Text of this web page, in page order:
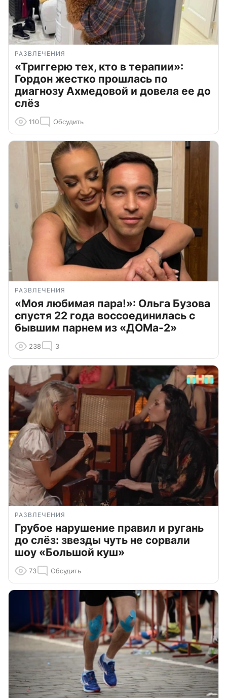
РАЗВЛЕЧЕНИЯ
«Триггерю тех, кто в терапии»:
Гордон жестко прошлась по
диагнозу Ахмедовой и довела ее до
слёз
110 Обсудить
РАЗВЛЕЧЕНИЯ
«Моя любимая пара!»: Ольга Бузова
спустя 22 года воссоединилась с
бывшим парнем из «ДОМа-2»
238 3
РАЗВЛЕЧЕНИЯ
Грубое нарушение правил и ругань
до слёз: звезды чуть не сорвали
шоу «Большой куш»
73 Обсудить